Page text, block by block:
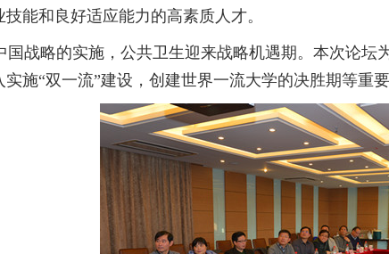
能和良好适应能力的高素质人才。
战略的实施，公共卫生迎来战略机遇期。本次论坛
施“双一流”建设，创建世界一流大学的决胜期等重